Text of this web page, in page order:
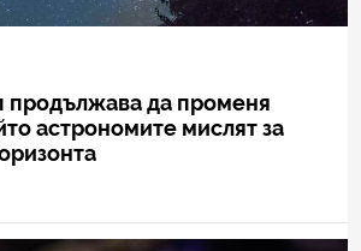
продължава да променя
астрономите мислят за